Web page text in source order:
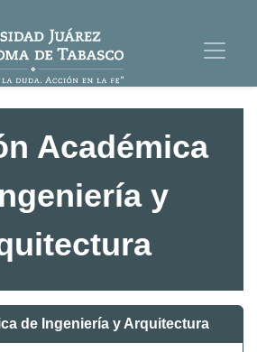
Académica
y
de Ingeniería y Arquitectura